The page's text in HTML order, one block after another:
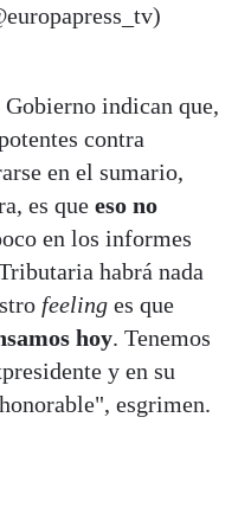
indican que,
contra
en el sumario,
es que eso no
en los informes
habrá nada
feeling es que
hoy. Tenemos
y en su
esgrimen.